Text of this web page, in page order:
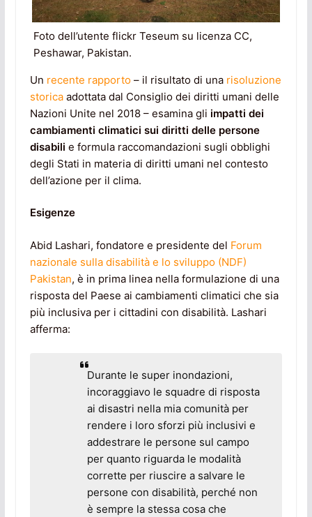
Foto dell’utente flickr Teseum su licenza CC,
Peshawar, Pakistan.
Un recente rapporto– il risultato di una risoluzione
storicaadottata dal Consiglio dei diritti umani delle
Nazioni Unite nel 2018 – esamina gli impatti dei
cambiamenti climatici sui diritti delle persone
disabili e formula raccomandazioni sugli obblighi
degli Stati in materia di diritti umani nel contesto
dell’azione per il clima.
Esigenze
Abid Lashari, fondatore e presidente del Forum
nazionale sulla disabilità e lo sviluppo (NDF)
Pakistan, è in prima linea nella formulazione di una
risposta del Paese ai cambiamenti climatici che sia
più inclusiva per i cittadini con disabilità. Lashari
afferma:
Durante le super inondazioni,
incoraggiavo le squadre di risposta
ai disastri nella mia comunità per
rendere i loro sforzi più inclusivi e
addestrare le persone sul campo
per quanto riguarda le modalità
corrette per riuscire a salvare le
persone con disabilità, perché non
è sempre la stessa cosa che